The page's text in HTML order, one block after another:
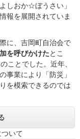
しおか☆ぼうさい」
報を展開されていま
に、吉岡町自治会で
を呼びかけたとこ
ことでした。近年、
事業により「防災」
を模索できるのでは
いて